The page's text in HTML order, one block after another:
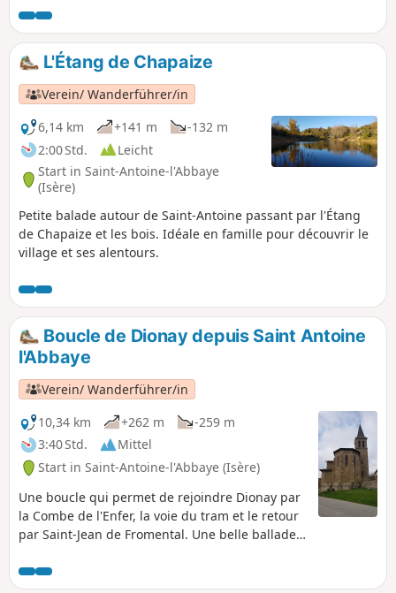
L'Étang de Chapaize
Verein/ Wanderführer/in
6,14 km
+141 m
-132 m
2:00 Std.
Leicht
Start in Saint-Antoine-l'Abbaye
(Isère)
Petite balade autour de Saint-Antoine passant par l'Étang
de Chapaize et les bois. Idéale en famille pour découvrir le
village et ses alentours.
Boucle de Dionay depuis Saint Antoine
l'Abbaye
Verein/ Wanderführer/in
10,34 km
+262 m
-259 m
3:40 Std.
Mittel
Start in Saint-Antoine-l'Abbaye (Isère)
Une boucle qui permet de rejoindre Dionay par
la Combe de l'Enfer, la voie du tram et le retour
par Saint-Jean de Fromental. Une belle ballade
patrimoine.